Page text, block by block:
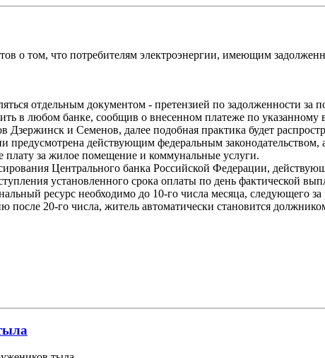
о том, что потребителям электроэнергии, имеющим
отдельным документом - претензией по задолженности
в любом банке, сообщив о внесенном платеже по указанному
Дзержинск и Семенов, далее подобная практика будет
предусмотрена действующим федеральным
за жилое помещение и коммунальные услуги.
Центрального банка Российской Федерации,
установленного срока оплаты по день фактической
ресурс необходимо до 10-го числа месяца, следующего
после 20-го числа, житель автоматически становится